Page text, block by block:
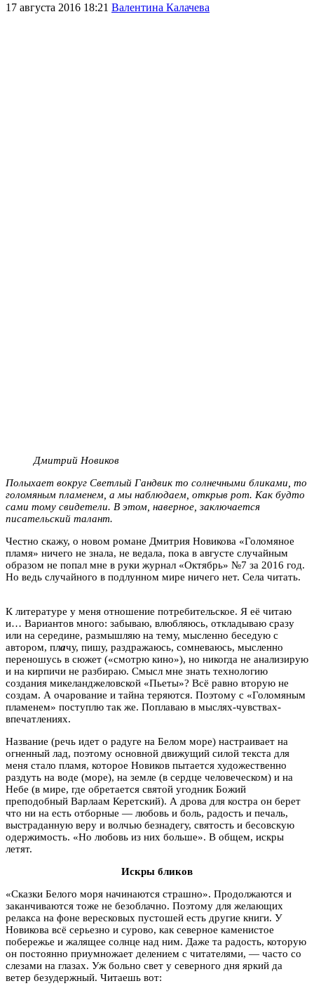
17 августа 2016 18:21 Валентина Калачева
Дмитрий Новиков
Полыхает вокруг Светлый Гандвик то солнечными бликами, то
голомяным пламенем, а мы наблюдаем, открыв рот. Как будто
сами тому свидетели. В этом, наверное, заключается
писательский талант.
Честно скажу, о новом романе Дмитрия Новикова «Голомяное
пламя» ничего не знала, не ведала, пока в августе случайным
образом не попал мне в руки журнал «Октябрь» №7 за 2016 год.
Но ведь случайного в подлунном мире ничего нет. Села читать.
К литературе у меня отношение потребительское. Я её читаю
и… Вариантов много: забываю, влюбляюсь, откладываю сразу
или на середине, размышляю на тему, мысленно беседую с
автором, плачу, пишу, раздражаюсь, сомневаюсь, мысленно
переношусь в сюжет («смотрю кино»), но никогда не анализирую
и на кирпичи не разбираю. Смысл мне знать технологию
создания микеланджеловской «Пьеты»? Всё равно вторую не
создам. А очарование и тайна теряются. Поэтому с «Голомяным
пламенем» поступлю так же. Поплаваю в мыслях-чувствах-
впечатлениях.
Название (речь идет о радуге на Белом море) настраивает на
огненный лад, поэтому основной движущий силой текста для
меня стало пламя, которое Новиков пытается художественно
раздуть на воде (море), на земле (в сердце человеческом) и на
Небе (в мире, где обретается святой угодник Божий
преподобный Варлаам Керетский). А дрова для костра он берет
что ни на есть отборные — любовь и боль, радость и печаль,
выстраданную веру и волчью безнадегу, святость и бесовскую
одержимость. «Но любовь из них больше». В общем, искры
летят.
Искры бликов
«Сказки Белого моря начинаются страшно». Продолжаются и
заканчиваются тоже не безоблачно. Поэтому для желающих
релакса на фоне вересковых пустошей есть другие книги. У
Новикова всё серьезно и сурово, как северное каменистое
побережье и жалящее солнце над ним. Даже та радость, которую
он постоянно приумножает делением с читателями, — часто со
слезами на глазах. Уж больно свет у северного дня яркий да
ветер безудержный. Читаешь вот: